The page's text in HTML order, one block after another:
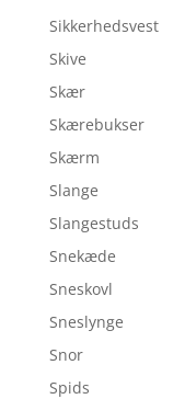
Sikkerhedsvest
Skive
Skær
Skærebukser
Skærm
Slange
Slangestuds
Snekæde
Sneskovl
Sneslynge
Snor
Spids